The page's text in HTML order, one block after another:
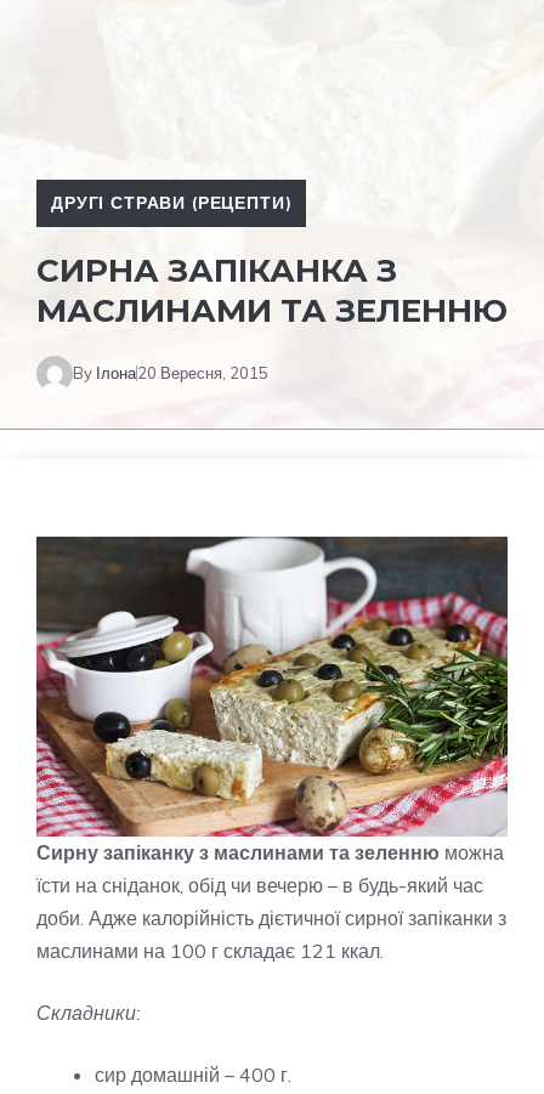
ДРУГІ СТРАВИ (РЕЦЕПТИ)
СИРНА ЗАПІКАНКА З
МАСЛИНАМИ ТА ЗЕЛЕННЮ
By Ілона20 Вересня, 2015
Сирну запіканку з маслинами та зеленню можна
їсти на сніданок, обід чи вечерю – в будь-який час
доби. Адже калорійність дієтичної сирної запіканки з
маслинами на 100 г складає 121 ккал.
Складники:
сир домашній – 400 г.